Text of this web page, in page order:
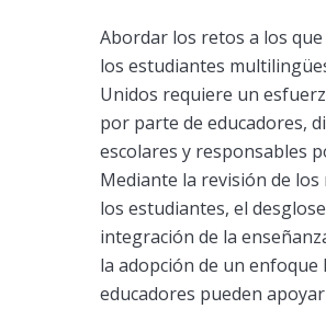
Abordar los retos a los
los estudiantes
Unidos requiere un
por parte de educadores,
escolares y responsables
Mediante la revisión de los
los estudiantes, el
integración de la
la adopción de un enfoque
educadores pueden